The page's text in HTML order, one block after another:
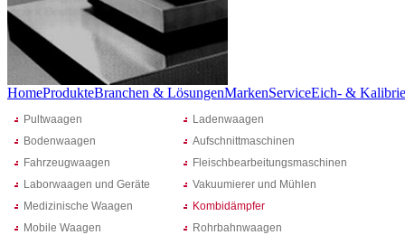
HomeProdukteBranchen & LösungenMarkenServiceEich- &
Pultwaagen
Bodenwaagen
Fahrzeugwaagen
Laborwaagen und Geräte
Medizinische Waagen
Mobile Waagen
Ladenwaagen
Aufschnittmaschinen
Fleischbearbeitungsmaschinen
Vakuumierer und Mühlen
Kombidämpfer
Rohrbahnwaagen